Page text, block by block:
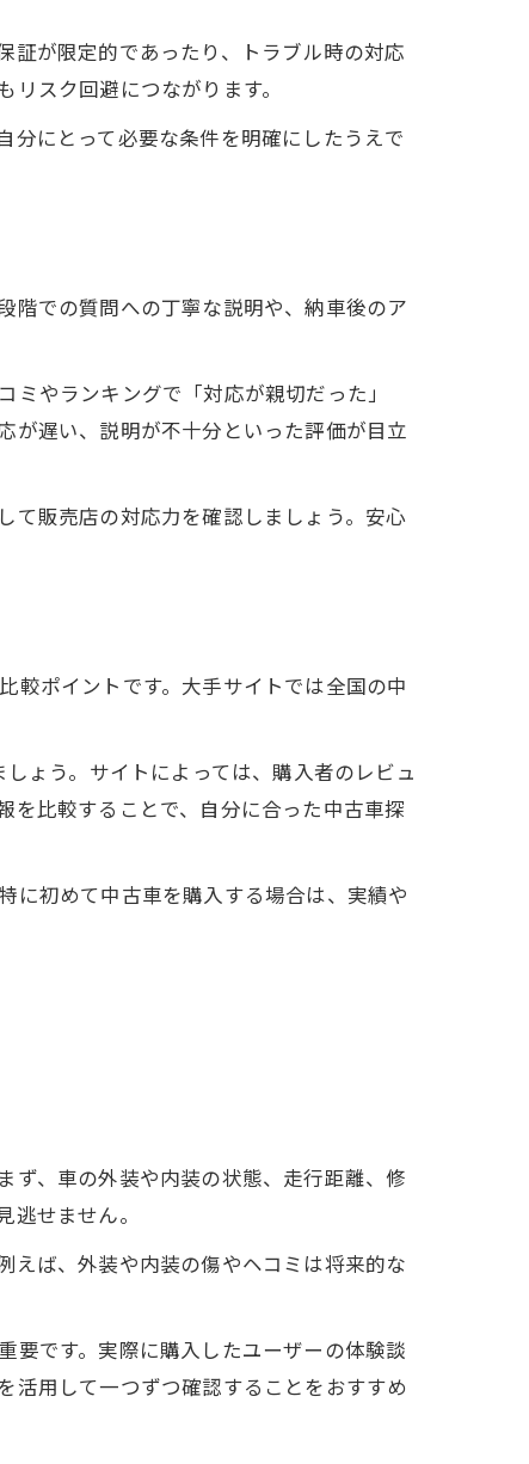
証が限定的であったり、トラブル時の対応
スク回避につながります。
にとって必要な条件を明確にしたうえで
階での質問への丁寧な説明や、納車後のア
やランキングで「対応が親切だった」
が遅い、説明が不十分といった評価が目立
て販売店の対応力を確認しましょう。安心
較ポイントです。大手サイトでは全国の中
ょう。サイトによっては、購入者のレビュ
を比較することで、自分に合った中古車探
に初めて中古車を購入する場合は、実績や
ず、車の外装や内装の状態、走行距離、修
せません。
えば、外装や内装の傷やヘコミは将来的な
要です。実際に購入したユーザーの体験談
活用して一つずつ確認することをおすすめ